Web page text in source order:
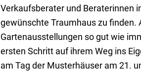
Verkaufsberater und Beraterinnen
gewünschte Traumhaus zu finden.
Gartenausstellungen so gut wie
ersten Schritt auf ihrem Weg ins
am Tag der Musterhäuser am 21.